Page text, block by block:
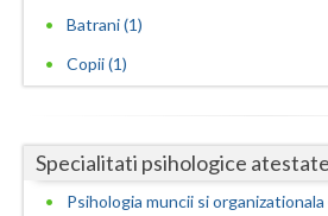
Neamt
Prahova
Salaj
Batrani (1)
Copii (1)
Specialitati psihologice atestate
Psihologia muncii si organizationala